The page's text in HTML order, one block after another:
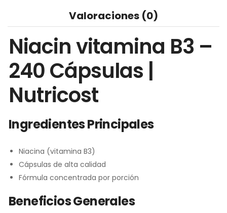
Valoraciones (0)
Niacin vitamina B3 –
240 Cápsulas |
Nutricost
Ingredientes Principales
Niacina (vitamina B3)
Cápsulas de alta calidad
Fórmula concentrada por porción
Beneficios Generales